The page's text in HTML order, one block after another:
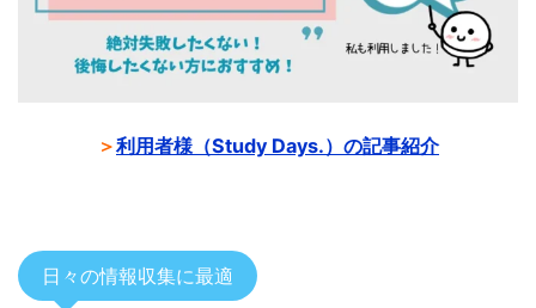
＞利用者様（Study Days.）の記事紹介
日々の情報収集に最適